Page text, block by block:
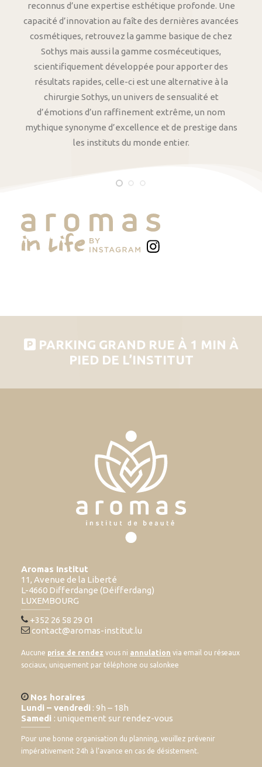
reconnus d’une expertise esthétique profonde. Une
capacité d’innovation au faîte des dernières avancées
cosmétiques, retrouvez la gamme basique de chez
Sothys mais aussi la gamme cosméceutiques,
scientifiquement développée pour apporter des
résultats rapides, celle-ci est une alternative à la
chirurgie Sothys, un univers de sensualité et
d’émotions d’un raffinement extrême, un nom
mythique synonyme d’excellence et de prestige dans
les instituts du monde entier.
PARKING GRAND RUE À 1 MIN À
PIED DE L’INSTITUT
Aromas Institut
11, Avenue de la Liberté
L-4660 Differdange (Déifferdang)
LUXEMBOURG
+352 26 58 29 01
contact@aromas-institut.lu
Aucune prise de rendez vous ni annulation via email ou réseaux
sociaux, uniquement par téléphone ou salonkee
Nos horaires
Lundi – vendredi : 9h – 18h
Samedi : uniquement sur rendez-vous
Pour une bonne organisation du planning, veuillez prévenir
impérativement 24h à l’avance en cas de désistement.